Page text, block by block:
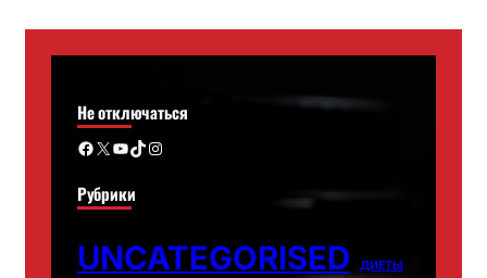
Не отключаться
Facebook X YouTube TikTok Instagram
Рубрики
UNCATEGORISED ДИЕТЫ